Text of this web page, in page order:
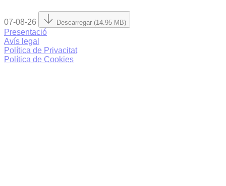
07-08-26 Descarregar (14.95 MB)
Presentació
Avís legal
Política de Privacitat
Política de Cookies